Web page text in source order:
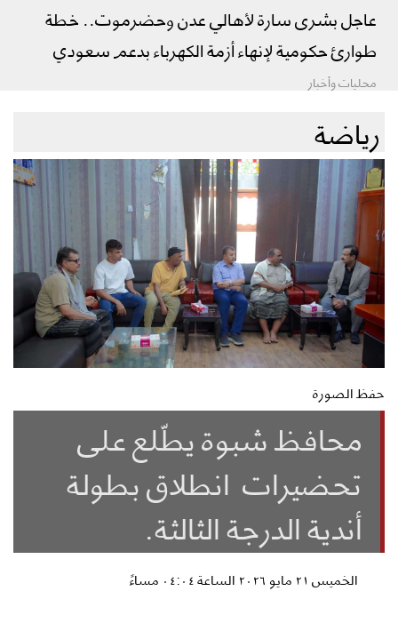
عاجل بشرى سارة لأهالي عدن وحضرموت.. خطة
طوارئ حكومية لإنهاء أزمة الكهرباء بدعم سعودي
محليات وأخبار
رياضة
حفظ الصورة
محافظ شبوة يطّلع على
تحضيرات انطلاق بطولة
أندية الدرجة الثالثة.
الخميس ٢١ مايو ٢٠٢٦ الساعة ٠٤:٠٤ مساءً